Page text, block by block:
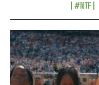
#NTF